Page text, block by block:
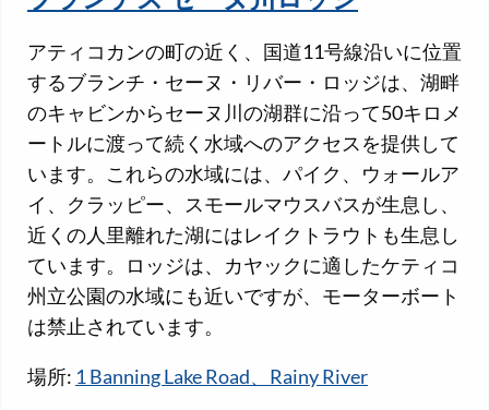
アティコカンの町の近く、国道11号線沿いに位置
するブランチ・セーヌ・リバー・ロッジは、湖畔
のキャビンからセーヌ川の湖群に沿って50キロメ
ートルに渡って続く水域へのアクセスを提供して
います。これらの水域には、パイク、ウォールア
イ、クラッピー、スモールマウスバスが生息し、
近くの人里離れた湖にはレイクトラウトも生息し
ています。ロッジは、カヤックに適したケティコ
州立公園の水域にも近いですが、モーターボート
は禁止されています。
場所: 1 Banning Lake Road、Rainy River